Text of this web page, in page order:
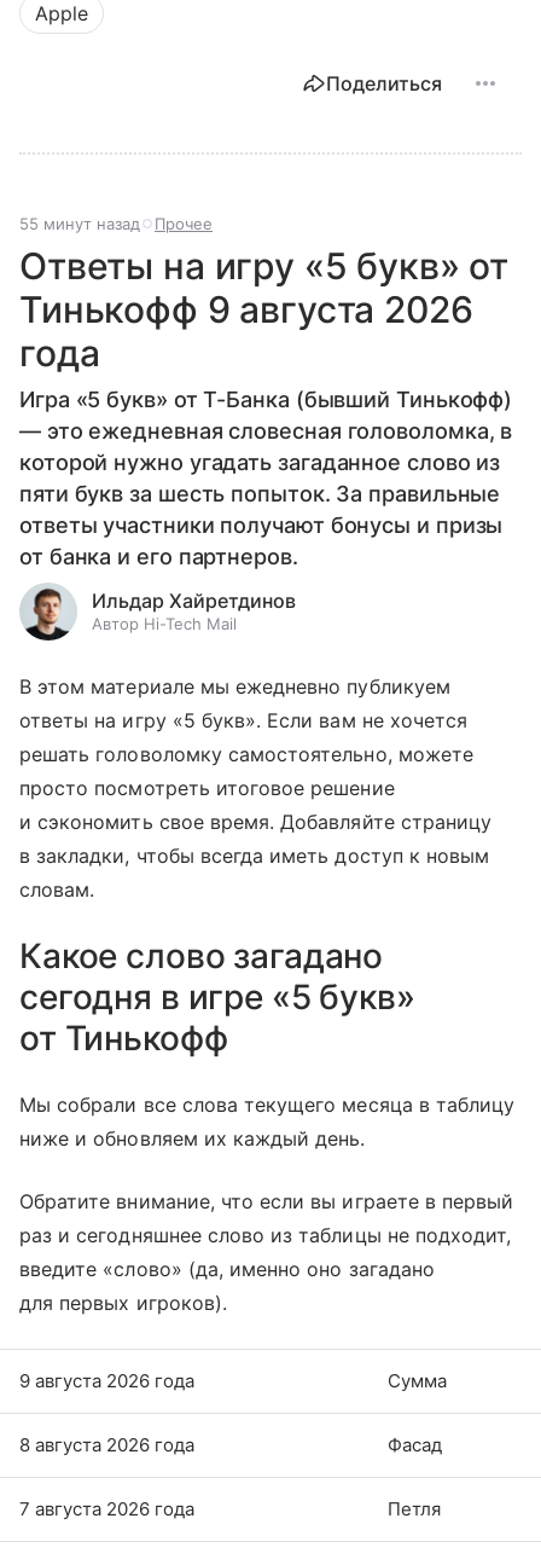
Apple
Поделиться
55 минут назад Прочее
Ответы на игру «5 букв» от
Тинькофф 9 августа 2026
года
Игра «5 букв» от Т-Банка (бывший Тинькофф)
— это ежедневная словесная головоломка, в
которой нужно угадать загаданное слово из
пяти букв за шесть попыток. За правильные
ответы участники получают бонусы и призы
от банка и его партнеров.
Ильдар Хайретдинов
Автор Hi-Tech Mail
В этом материале мы ежедневно публикуем
ответы на игру «5 букв». Если вам не хочется
решать головоломку самостоятельно, можете
просто посмотреть итоговое решение
и сэкономить свое время. Добавляйте страницу
в закладки, чтобы всегда иметь доступ к новым
словам.
Какое слово загадано
сегодня в игре «5 букв»
от Тинькофф
Мы собрали все слова текущего месяца в таблицу
ниже и обновляем их каждый день.
Обратите внимание, что если вы играете в первый
раз и сегодняшнее слово из таблицы не подходит,
введите «слово» (да, именно оно загадано
для первых игроков).
9 августа 2026 года Сумма
8 августа 2026 года Фасад
7 августа 2026 года Петля